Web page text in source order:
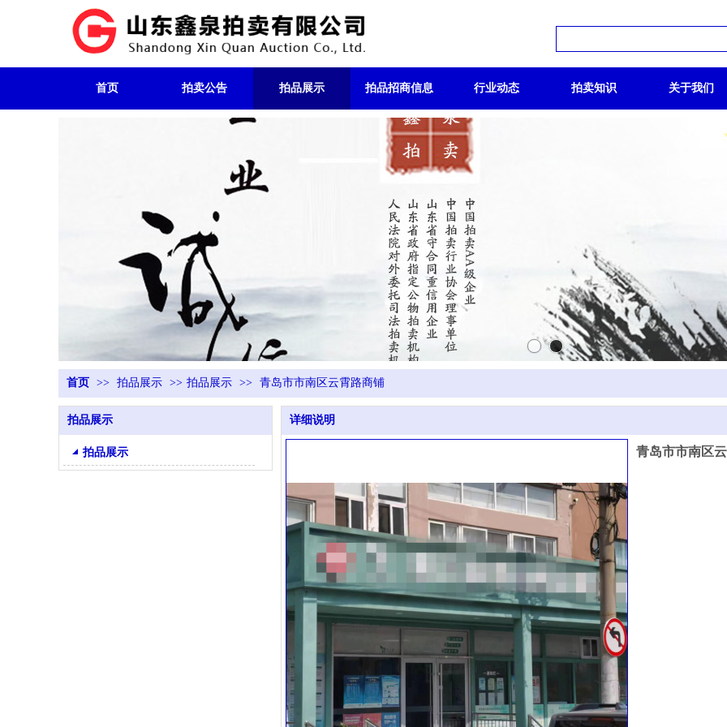
首页 拍卖公告 拍品展示 拍品招商信息 行业动态 拍卖知识 关于我们
首页 >> 拍品展示 >> 拍品展示 >> 青岛市市南区云霄路商铺
拍品展示
拍品展示
详细说明
青岛市市南区